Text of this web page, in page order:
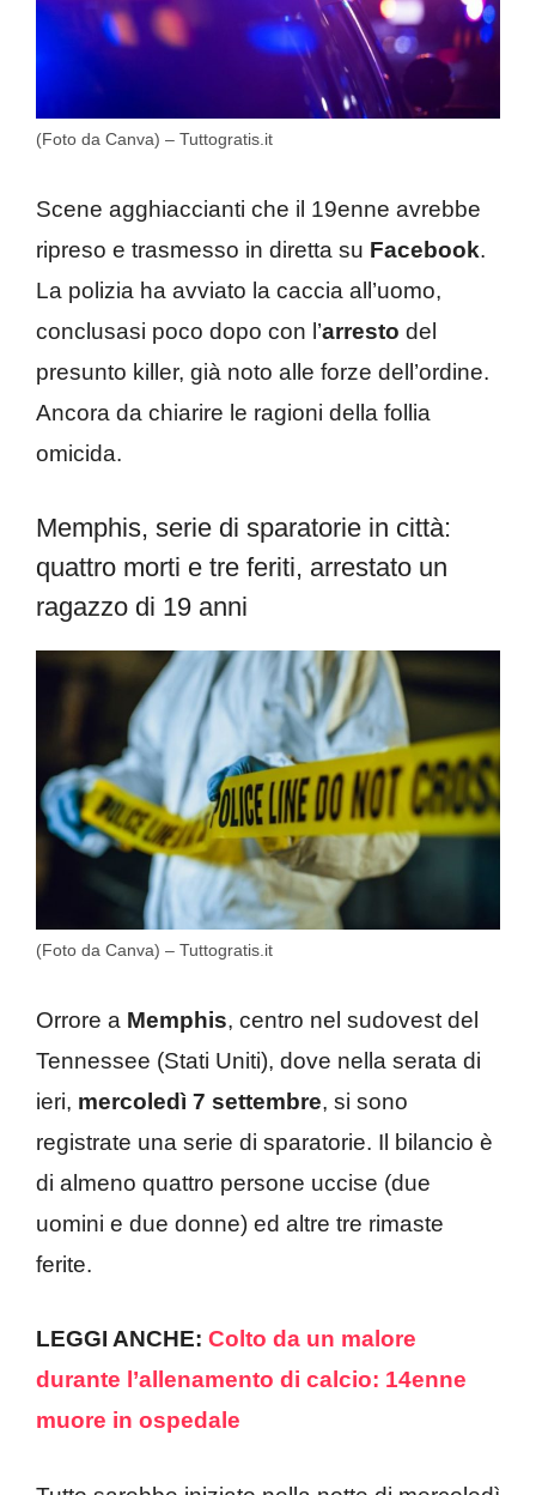
(Foto da Canva) – Tuttogratis.it
Scene agghiaccianti che il 19enne avrebbe
ripreso e trasmesso in diretta su Facebook.
La polizia ha avviato la caccia all’uomo,
conclusasi poco dopo con l’arresto del
presunto killer, già noto alle forze dell’ordine.
Ancora da chiarire le ragioni della follia
omicida.
Memphis, serie di sparatorie in città:
quattro morti e tre feriti, arrestato un
ragazzo di 19 anni
(Foto da Canva) – Tuttogratis.it
Orrore a Memphis, centro nel sudovest del
Tennessee (Stati Uniti), dove nella serata di
ieri, mercoledì 7 settembre, si sono
registrate una serie di sparatorie. Il bilancio è
di almeno quattro persone uccise (due
uomini e due donne) ed altre tre rimaste
ferite.
LEGGI ANCHE: Colto da un malore
durante l’allenamento di calcio: 14enne
muore in ospedale